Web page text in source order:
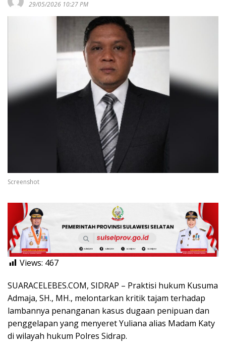
29/05/2026 10:27 PM
Screenshot
Views: 467
SUARACELEBES.COM, SIDRAP – Praktisi hukum Kusuma
Admaja, SH., MH., melontarkan kritik tajam terhadap
lambannya penanganan kasus dugaan penipuan dan
penggelapan yang menyeret Yuliana alias Madam Katy
di wilayah hukum Polres Sidrap.